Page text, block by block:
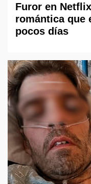
Furor en
romántica que
pocos días